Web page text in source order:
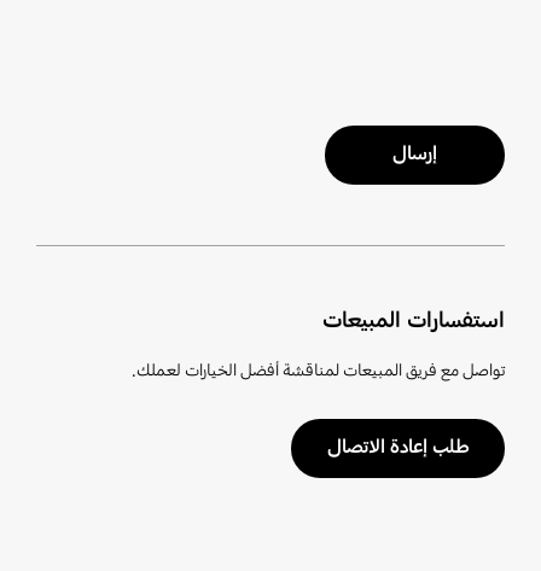
إرسال
استفسارات المبيعات
تواصل مع فريق المبيعات لمناقشة أفضل الخيارات لعملك.
طلب إعادة الاتصال